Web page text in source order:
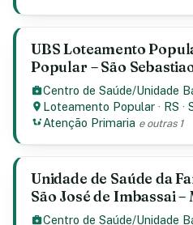
UBS Loteamento
Popular – São
Centro de Saúde/Unidade
Loteamento Popular · RS ·
Atenção Primaria e outras 1
Unidade de Saúde da
São José de Imbassai –
Centro de Saúde/Unidade